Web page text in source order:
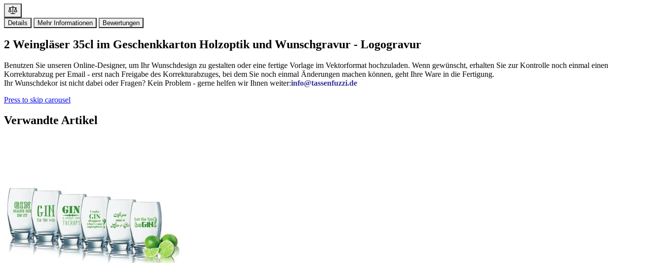
Details Mehr Informationen Bewertungen
2 Weingläser 35cl im Geschenkkarton Holzoptik und Wunschgravur - Logogravur
Benutzen Sie unseren Online-Designer, um Ihr Wunschdesign zu gestalten oder eine fertige Vorlage im Vektorformat hochzuladen. Wenn gewünscht, erhalten Sie zur Kontrolle noch einmal einen
Korrekturabzug per Email - erst nach Freigabe des Korrekturabzuges, bei dem Sie noch einmal Änderungen machen können, geht Ihre Ware in die Fertigung.
Ihr Wunschdekor ist nicht dabei oder Fragen? Kein Problem - gerne helfen wir Ihnen weiter:info@tassenfuzzi.de
Press to skip carousel
Verwandte Artikel